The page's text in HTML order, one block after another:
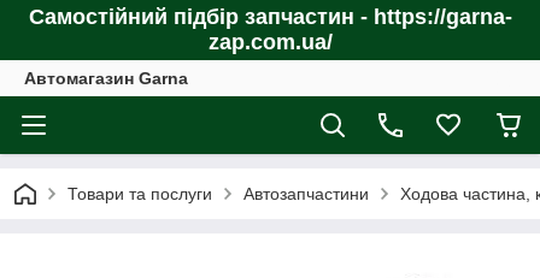
Самостійний підбір запчастин - https://garna-
zap.com.ua/
Автомагазин Garna
Товари та послуги Автозапчастини Ходова частина,